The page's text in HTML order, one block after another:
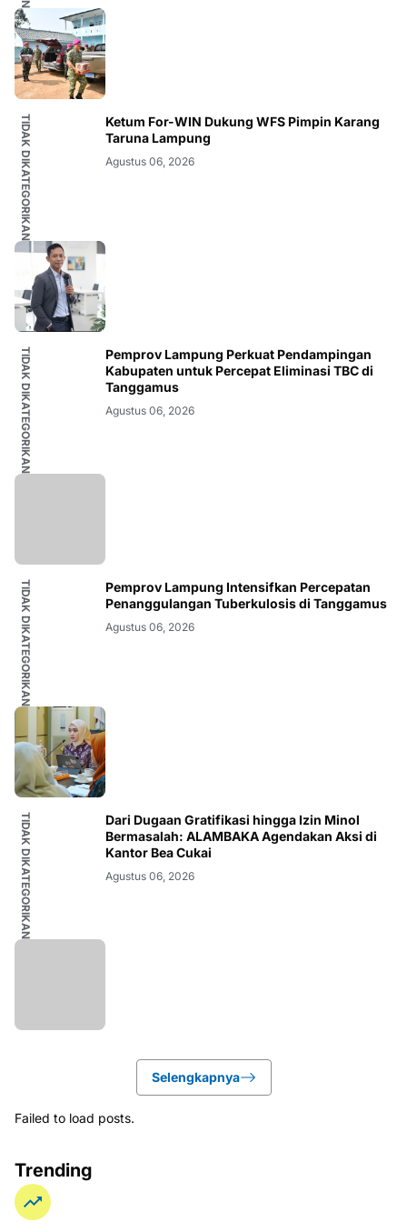
TIDAK DIKATEGORIKAN
Ketum For-WIN Dukung WFS Pimpin Karang
Taruna Lampung
Agustus 06, 2026
TIDAK DIKATEGORIKAN
Pemprov Lampung Perkuat Pendampingan
Kabupaten untuk Percepat Eliminasi TBC di
Tanggamus
Agustus 06, 2026
TIDAK DIKATEGORIKAN
Pemprov Lampung Intensifkan Percepatan
Penanggulangan Tuberkulosis di Tanggamus
Agustus 06, 2026
TIDAK DIKATEGORIKAN
Dari Dugaan Gratifikasi hingga Izin Minol
Bermasalah: ALAMBAKA Agendakan Aksi di
Kantor Bea Cukai
Agustus 06, 2026
Selengkapnya
Failed to load posts.
Trending